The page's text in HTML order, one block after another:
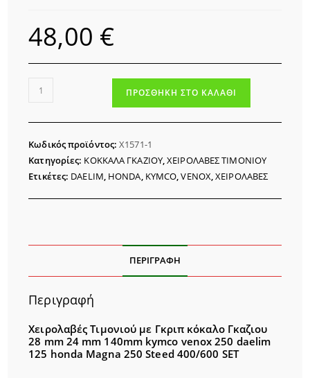
48,00 €
ΧΕΙΡΟΛΑΒΕΣ
ΜΕ
ΓΚΡΙΠ
28
mm
ΠΡΟΣΘΉΚΗ ΣΤΟ ΚΑΛΆΘΙ
Κωδικός προϊόντος:Χ1571-1
Κατηγορίες: ΚΟΚΚΑΛΑ ΓΚΑΖΙΟΥ,ΧΕΙΡΟΛΑΒΕΣ ΤΙΜΟΝΙΟΥ
Ετικέτες: DAELIM, HONDA, KYMCO,VENOX,ΧΕΙΡΟΛΑΒΕΣ
ΠΕΡΙΓΡΑΦΉ
Περιγραφή
Χειρολαβές Τιμονιού με Γκριπ κόκαλο Γκαζιου
28 mm 24 mm 140mm kymco venox 250 daelim
125 honda Magna 250 Steed 400/600 SET